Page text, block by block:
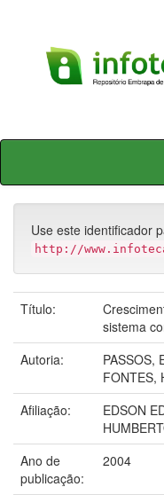
Skip
Use este identificador
http://
Título:
sistema
Autoria:
PASSOS,
FONTES,
Afiliação:
EDSON
Ano de
publicação:
2004